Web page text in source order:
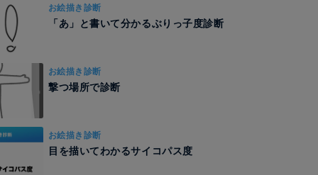
お絵描き診断
「あ」と書いて分かるぶりっ子度診断
お絵描き診断
撃つ場所で診断
お絵描き診断
目を描いてわかるサイコパス度